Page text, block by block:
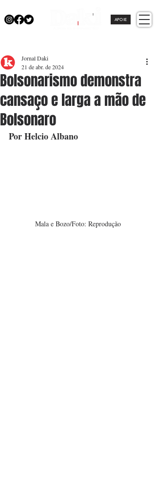
APOIE
Bolsonarismo demonstra
cansaço e larga a mão de
Bolsonaro
Jornal Daki
21 de abr. de 2024
Por Helcio Albano
Mala e Bozo/Foto: Reprodução